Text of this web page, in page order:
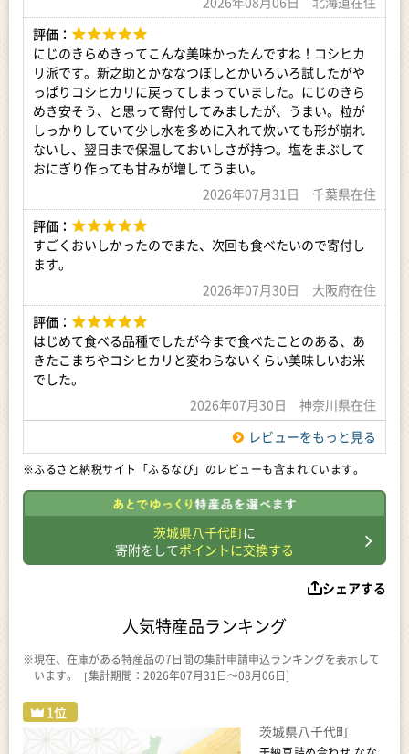
間、場所、環境によっては品質が劣化することがあります。
そのため、ご家庭では密閉した容器に移し替え、温度が15℃以
下の冷蔵庫等での保管をお勧めします。
特に気温が高い夏場は、虫が発生しやすいのでご注意くださ
い。
■お届け後の返品・交換について
到着後は、すぐに開封して全体をご確認ください。
万が一、虫の混入や変色など異常がございましたら、1週間以
内に写真（画像）を添付のうえ電子メールにてご連絡をお願い
お届け後、1週間を経過してのお問合せにつきましては、返
品・交換の対象外となりますので、予めご了承の上お申し込み
ください。
別送される場合は、上記の旨を必ず寄附者様より受取人様へご
説明いただけますようお願いいたします。
日数が経ったものに関しましては対応いたしかねます。
また不備等があった場合は食べたり、飲んだり、捨てたりせ
ず、対応が決まるまで保管をお願いします。
保管されてない場合、代替品での対応等が難しい場合がござい
ます。
ご連絡先：furusato@yachiyotown.com
※オンライン決済限定
【賞味期限】
お届けから1カ月を目安に、お早めにお召し上がりください。
株式会社はなまるBASE
評価：
にじのきらめきってこんな美味かったんですね！コシヒカ
リ派です。新之助とかななつぼしとかいろいろ試したがや
っぱりコシヒカリに戻ってしまっていました。にじのきら
めき安そう、と思って寄付してみましたが、うまい。粒が
しっかりしていて少し水を多めに入れて炊いても形が崩れ
ないし、翌日まで保温しておいしさが持つ。塩をまぶして
おにぎり作っても甘みが増してうまい。
2026年07月31日 千葉県在住
評価：
すごくおいしかったのでまた、次回も食べたいので寄付し
ます。
2026年07月30日 大阪府在住
評価：
はじめて食べる品種でしたが今まで食べたことのある、あ
きたこまちやコシヒカリと変わらないくらい美味しいお米
でした。
2026年07月30日 神奈川県在住
レビューをもっと見る
※ふるさと納税サイト「ふるなび」のレビューも含まれています。
茨城県八千代町に
寄附をしてポイントに交換する
シェアする
人気特産品ランキング
※現在、在庫がある特産品の7日間の集計申請申込ランキングを表示して
います。［集計期間：2026年07月31日～08月06日]
茨城県八千代町